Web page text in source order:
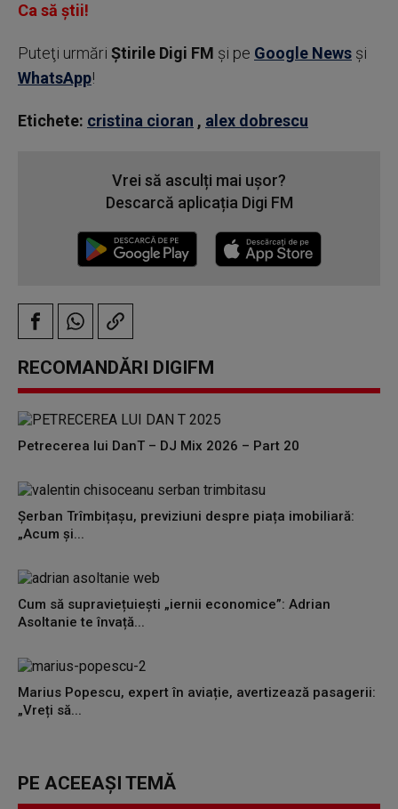
Ca să știi!
Puteţi urmări Știrile Digi FM şi pe Google News şi
WhatsApp!
Etichete: cristina cioran , alex dobrescu
Vrei să asculți mai ușor?
Descarcă aplicația Digi FM
RECOMANDĂRI DIGIFM
Petrecerea lui DanT – DJ Mix 2026 – Part 20
Șerban Trîmbițașu, previziuni despre piața imobiliară:
„Acum și...
Cum să supraviețuiești „iernii economice”: Adrian
Asoltanie te învață...
Marius Popescu, expert în aviație, avertizează pasagerii:
„Vreți să...
PE ACEEAȘI TEMĂ